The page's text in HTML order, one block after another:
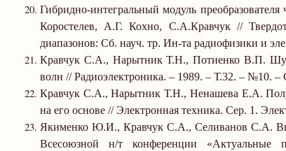
Гибридно-интегральный модуль
Коростелев, А.Г. Кохно, С.А.Кравчук //
диапазонов: Сб. науч. тр. Ин-та радиофизики и
Кравчук С.А., Нарытник Т.Н., Потиенко В.П.
волн // Радиоэлектроника. – 1989. – Т.32. – №10. –
Кравчук С.А., Нарытник Т.Н., Ненашева Е.А.
на его основе // Электронная техника. Сер. 1.
Якименко Ю.И., Кравчук С.А., Селиванов С.А.
Всесоюзной н/т конференции «Актуальные